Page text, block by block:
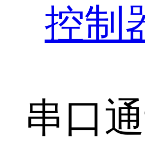
控制
串口